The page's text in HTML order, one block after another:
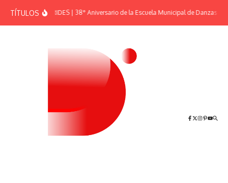
TÍTULOSEFEMÉRIDES | 38° Aniversario de la Escuela Municipal de Danzas “El